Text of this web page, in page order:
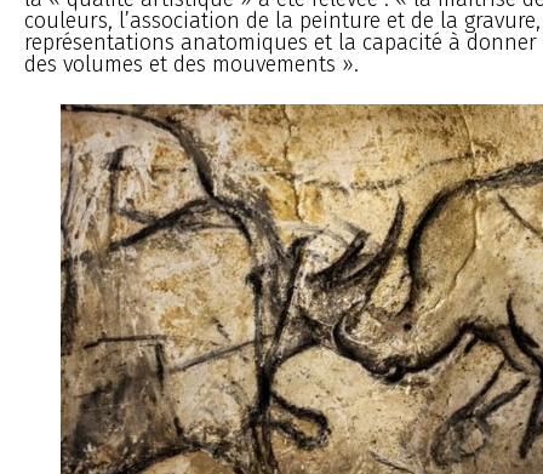
couleurs, l’association de la peinture et de la
représentations anatomiques et la capacité à
des volumes et des mouvements ».